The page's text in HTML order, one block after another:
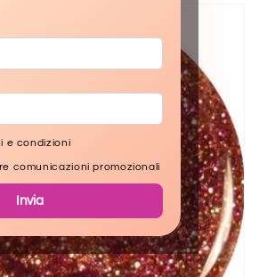
e condizioni
comunicazioni promozionali
Invia